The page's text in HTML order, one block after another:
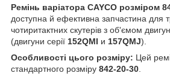
Ремінь варіатора CAYCO розміром
доступна й ефективна запчастина для
чотиритактних скутерів з об'ємом
(двигуни серії 152QMI и 157QMJ).
Особливості цього розміру: Цей
стандартного розміру 842-20-30